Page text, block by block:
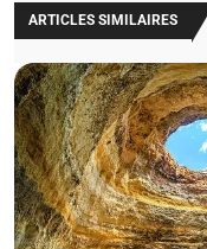
ARTICLES SIMILAIRES